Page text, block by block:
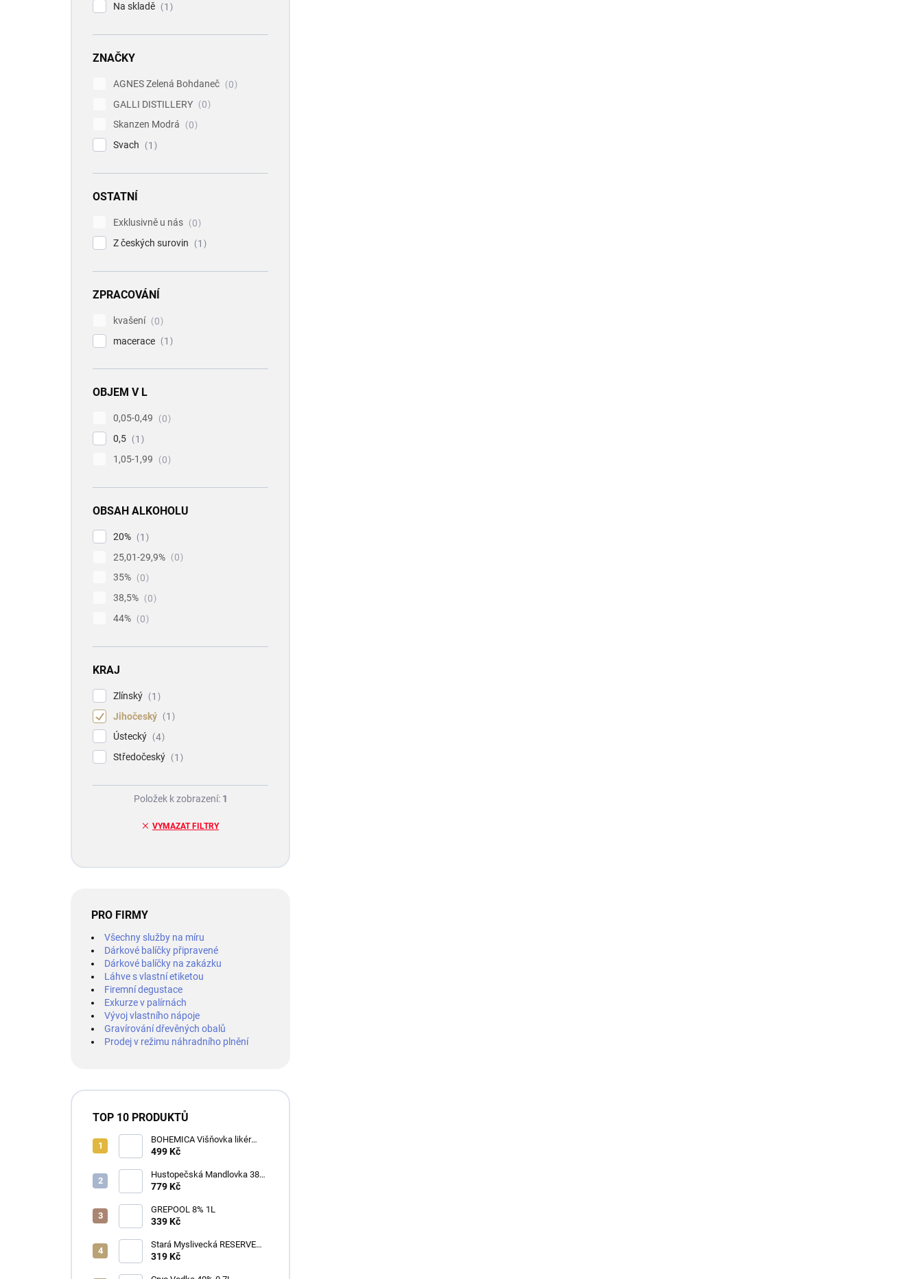
Na skladě 1
ZNAČKY
AGNES Zelená Bohdaneč
0
GALLI DISTILLERY
0
Skanzen Modrá
0
Svach
1
OSTATNÍ
Exklusivně u nás
0
Z českých surovin
1
ZPRACOVÁNÍ
kvašení
0
macerace
1
OBJEM V L
0,05-0,49
0
0,5
1
1,05-1,99
0
OBSAH ALKOHOLU
20%
1
25,01-29,9%
0
35%
0
38,5%
0
44%
0
KRAJ
Zlínský
1
Jihočeský
1
Ústecký
4
Středočeský
1
VYMAZAT FILTRY
Položek k zobrazení: 1
PRO FIRMY
Všechny služby na míru
Dárkové balíčky připravené
Dárkové balíčky na zakázku
Láhve s vlastní etiketou
Firemní degustace
Exkurze v palírnách
Vývoj vlastního nápoje
Gravírování dřevěných obalů
Prodej v režimu náhradního plnění
TOP 10 PRODUKTŮ
BOHEMICA Višňovka likér
25% 0,7L
499 Kč
Hustopečská Mandlovka 38%
1L
779 Kč
GREPOOL 8% 1L
339 Kč
Stará Myslivecká RESERVE
40% 0,7L
319 Kč